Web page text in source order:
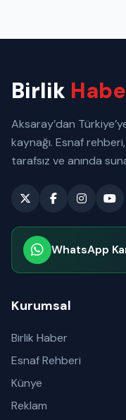
Birlik
Aksaray’dan
kaynağı. Esnaf
tarafsız ve anında
WhatsApp
Kurumsal
Birlik Haber
Esnaf Rehberi
Künye
Reklam